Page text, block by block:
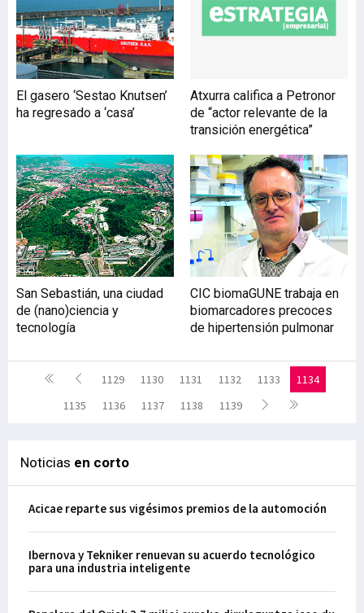
El gasero ‘Sestao Knutsen’
ha regresado a ‘casa’
Atxurra califica a Petronor
de “actor relevante de la
transición energética”
San Sebastián, una ciudad
de (nano)ciencia y
tecnología
CIC biomaGUNE trabaja en
biomarcadores precoces
de hipertensión pulmonar
1129 1130 1131 1132 1133
1134
1135
1136 1137 1138 1139
Noticias en corto
Acicae reparte sus vigésimos premios de la automoción
Ibernova y Tekniker renuevan su acuerdo tecnológico
para una industria inteligente